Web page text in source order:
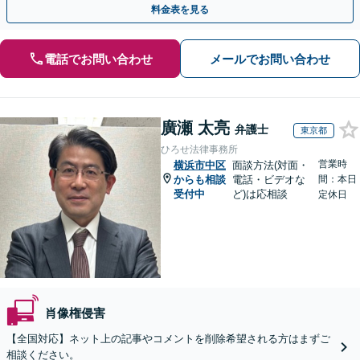
料金表を見る
電話でお問い合わせ メールでお問い合わせ
廣瀬 太亮 弁護士 東京都
ひろせ法律事務所
横浜市中区
からも相談
受付中
面談方法(対面・
電話・ビデオな
ど)は応相談
営業時
間：本日
定休日
肖像権侵害
【全国対応】ネット上の記事やコメントを削除希望される方はまずご
相談ください。